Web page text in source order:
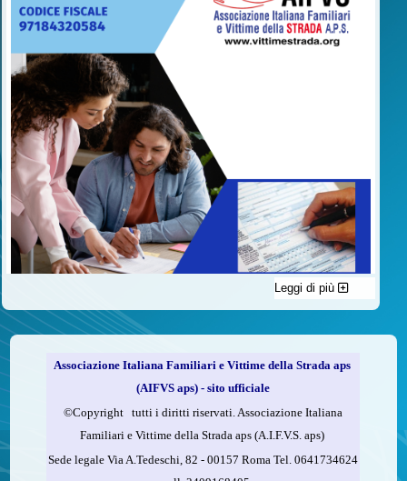
C'è un modo di contribuire alle attività dell’A.I.F.V.S. a favore
delle vittime della strada e per dare giustizia ai superstiti ed ai
loro familiari che non costa nulla: devolvere il 5 per mille della
Compila la scheda CUD o del modello 730.
Firma nel riquadro indicato come “Sostegno delle
organizzazioni non lucrative di utilità sociale, delle associazioni
Leggi di più
Associazione Italiana Familiari e Vittime della Strada aps
(AIFVS aps) - sito ufficiale
©​Copyright tutti i diritti riservati. Associazione Italiana
Familiari e Vittime della Strada aps (A.I.F.V.S. aps)
Sede legale Via A.Tedeschi, 82 - 00157 Roma Tel. 0641734624